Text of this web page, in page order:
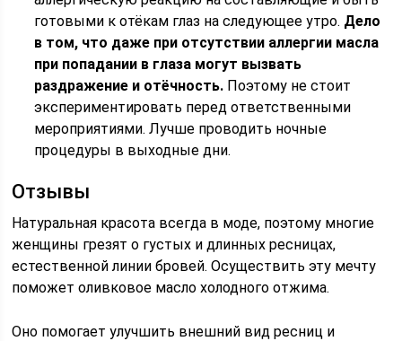
готовыми к отёкам глаз на следующее утро. Дело
в том, что даже при отсутствии аллергии масла
при попадании в глаза могут вызвать
раздражение и отёчность. Поэтому не стоит
экспериментировать перед ответственными
мероприятиями. Лучше проводить ночные
процедуры в выходные дни.
Отзывы
Натуральная красота всегда в моде, поэтому многие
женщины грезят о густых и длинных ресницах,
естественной линии бровей. Осуществить эту мечту
поможет оливковое масло холодного отжима.
Оно помогает улучшить внешний вид ресниц и